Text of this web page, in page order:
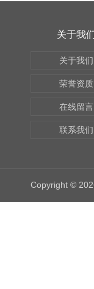
关于我
关于我们
荣誉资质
在线留言
联系我们
Copyright ©